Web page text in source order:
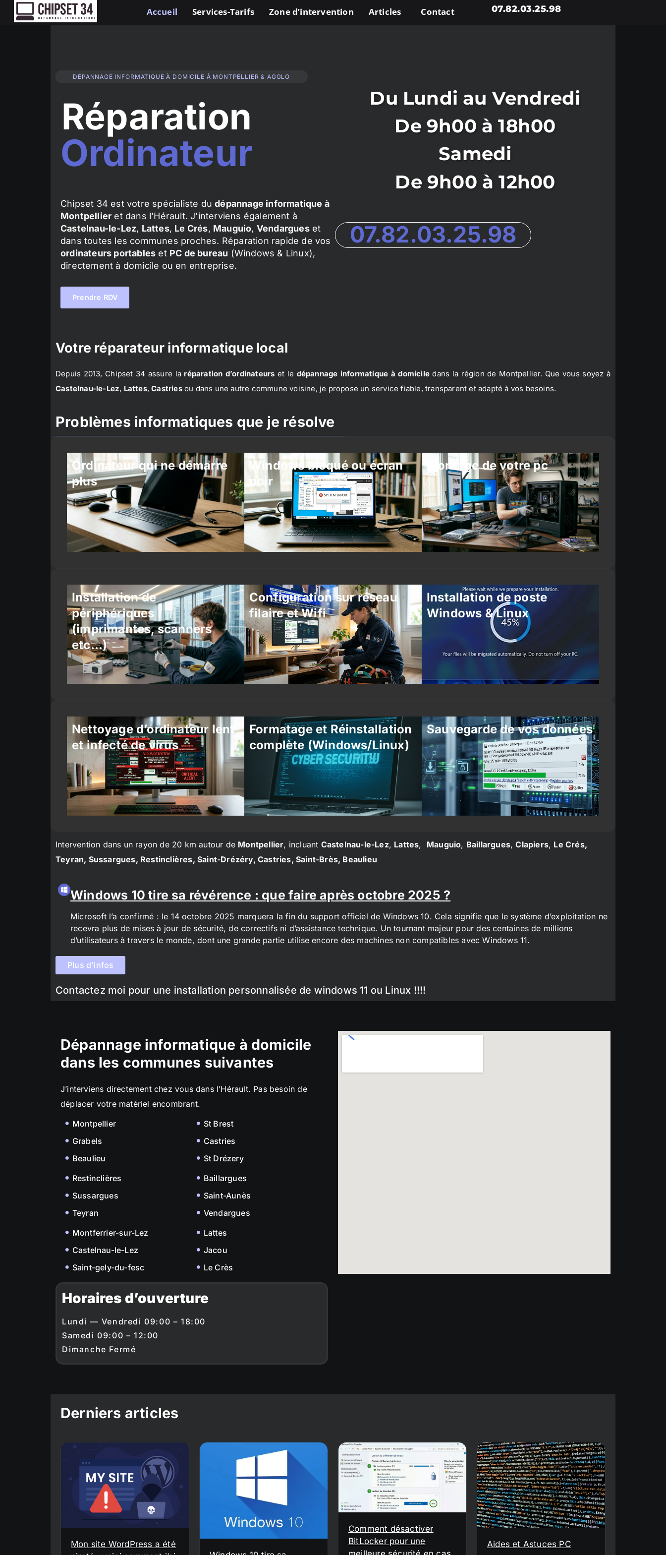
Accueil Services-Tarifs Zone d’intervention Articles Contact 07.82.03.25.98
DÉPANNAGE INFORMATIQUE À DOMICILE À MONTPELLIER & AGGLO
Réparation
Ordinateur
Chipset 34 est votre spécialiste dudépannage informatique à
Montpellier et dans l’Hérault. J’interviens également à
Castelnau-le-Lez, Lattes, Le Crés, Mauguio, Vendargueset
dans toutes les communes proches. Réparation rapide de vos
ordinateurs portables et PC de bureau (Windows & Linux),
directement à domicile ou en entreprise.
Prendre RDV
Du Lundi au Vendredi
De 9h00 à 18h00
Samedi
De 9h00 à 12h00
07.82.03.25.98
Votre réparateur informatique local
Depuis 2013, Chipset 34 assure la réparation d’ordinateurs et le dépannage informatique à domicile dans la région de Montpellier. Que vous soyez à
Castelnau-le-Lez, Lattes,Castriesou dans une autre commune voisine, je propose un service fiable, transparent et adapté à vos besoins.
Problèmes informatiques que je résolve
Ordinateur qui ne démarre
plus
Windows bloqué ou écran
noir
Montage de votre pc
Installation de
périphériques
(imprimantes, scanners
etc…)
Configuration sur réseau
filaire et Wifi
Installation de poste
Windows & Linux
Nettoyage d’ordinateur lent
et infecté de virus
Formatage et Réinstallation
complète (Windows/Linux)
Sauvegarde de vos données
Intervention dans un rayon de 20 km autour de Montpellier, incluant Castelnau-le-Lez, Lattes, Mauguio, Baillargues,Clapiers, Le Crés,
Teyran, Sussargues, Restinclières, Saint-Drézéry, Castries, Saint-Brès, Beaulieu
Windows 10 tire sa révérence : que faire après octobre 2025 ?
Microsoft l’a confirmé : le 14 octobre 2025 marquera la fin du support officiel de Windows 10. Cela signifie que le système d’exploitation ne
recevra plus de mises à jour de sécurité, de correctifs ni d’assistance technique. Un tournant majeur pour des centaines de millions
d’utilisateurs à travers le monde, dont une grande partie utilise encore des machines non compatibles avec Windows 11.
Plus d'infos
Contactez moi pour une installation personnalisée de windows 11 ou Linux !!!!
Dépannage informatique à domicile
dans les communes suivantes
J’interviens directement chez vous dans l’Hérault. Pas besoin de
déplacer votre matériel encombrant.
Montpellier
Grabels
Beaulieu
St Brest
Castries
St Drézery
Restinclières
Sussargues
Teyran
Baillargues
Saint-Aunès
Vendargues
Montferrier-sur-Lez
Castelnau-le-Lez
Saint-gely-du-fesc
Lattes
Jacou
Le Crès
Horaires d’ouverture
Lundi — Vendredi 09:00 – 18:00
Samedi 09:00 – 12:00
Dimanche Fermé
Derniers articles
Mon site WordPress a été
Comment désactiver
BitLocker pour une
Aides et Astuces PC